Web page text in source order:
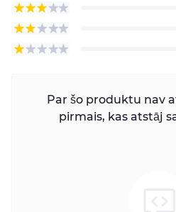
Par šo produktu nav
pirmais, kas atstāj